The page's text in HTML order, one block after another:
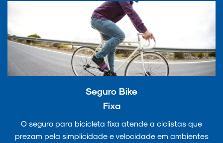
Seguro Bike
Fixa
O seguro para bicicleta fixa atende a ciclistas que
prezam pela simplicidade e velocidade em ambientes